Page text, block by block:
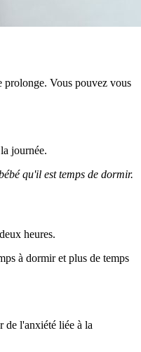
prolonge. Vous pouvez vous
journée.
qu'il est temps de dormir.
heures.
à dormir et plus de temps
de l'anxiété liée à la